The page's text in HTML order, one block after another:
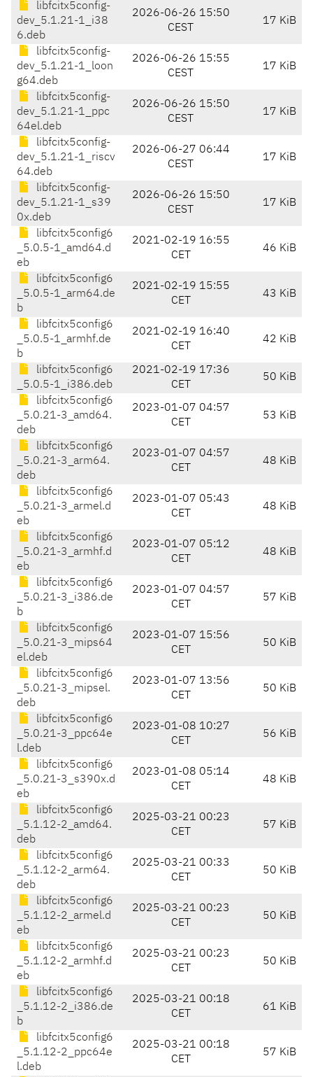
libfcitx5config-
dev_5.1.21-1_i38
6.deb
2026-06-26 15:50
CEST
17 KiB
libfcitx5config-
dev_5.1.21-1_loon
g64.deb
2026-06-26 15:55
CEST
17 KiB
libfcitx5config-
dev_5.1.21-1_ppc
64el.deb
2026-06-26 15:50
CEST
17 KiB
libfcitx5config-
dev_5.1.21-1_riscv
64.deb
2026-06-27 06:44
CEST
17 KiB
libfcitx5config-
dev_5.1.21-1_s39
0x.deb
2026-06-26 15:50
CEST
17 KiB
libfcitx5config6
_5.0.5-1_amd64.d
eb
2021-02-19 16:55
CET
46 KiB
libfcitx5config6
_5.0.5-1_arm64.de
b
2021-02-19 15:55
CET
43 KiB
libfcitx5config6
_5.0.5-1_armhf.de
b
2021-02-19 16:40
CET
42 KiB
libfcitx5config6
_5.0.5-1_i386.deb
2021-02-19 17:36
CET
50 KiB
libfcitx5config6
_5.0.21-3_amd64.
deb
2023-01-07 04:57
CET
53 KiB
libfcitx5config6
_5.0.21-3_arm64.
deb
2023-01-07 04:57
CET
48 KiB
libfcitx5config6
_5.0.21-3_armel.d
eb
2023-01-07 05:43
CET
48 KiB
libfcitx5config6
_5.0.21-3_armhf.d
eb
2023-01-07 05:12
CET
48 KiB
libfcitx5config6
_5.0.21-3_i386.de
b
2023-01-07 04:57
CET
57 KiB
libfcitx5config6
_5.0.21-3_mips64
el.deb
2023-01-07 15:56
CET
50 KiB
libfcitx5config6
_5.0.21-3_mipsel.
deb
2023-01-07 13:56
CET
50 KiB
libfcitx5config6
_5.0.21-3_ppc64e
l.deb
2023-01-08 10:27
CET
56 KiB
libfcitx5config6
_5.0.21-3_s390x.d
eb
2023-01-08 05:14
CET
48 KiB
libfcitx5config6
_5.1.12-2_amd64.
deb
2025-03-21 00:23
CET
57 KiB
libfcitx5config6
_5.1.12-2_arm64.
deb
2025-03-21 00:33
CET
50 KiB
libfcitx5config6
_5.1.12-2_armel.d
eb
2025-03-21 00:23
CET
50 KiB
libfcitx5config6
_5.1.12-2_armhf.d
eb
2025-03-21 00:23
CET
50 KiB
libfcitx5config6
_5.1.12-2_i386.de
b
2025-03-21 00:18
CET
61 KiB
libfcitx5config6
_5.1.12-2_ppc64e
l.deb
2025-03-21 00:18
CET
57 KiB